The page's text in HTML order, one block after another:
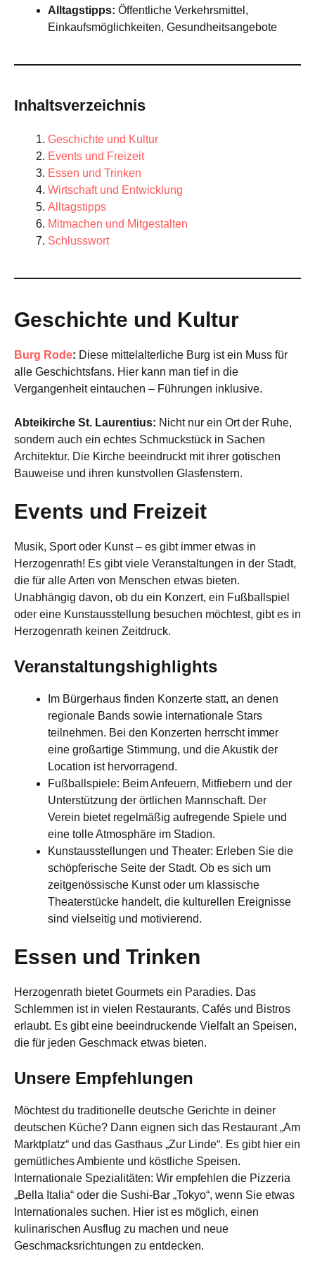
Alltagstipps: Öffentliche Verkehrsmittel,
Einkaufsmöglichkeiten, Gesundheitsangebote
Inhaltsverzeichnis
Geschichte und Kultur
Events und Freizeit
Essen und Trinken
Wirtschaft und Entwicklung
Alltagstipps
Mitmachen und Mitgestalten
Schlusswort
Geschichte und Kultur
Burg Rode: Diese mittelalterliche Burg ist ein Muss für
alle Geschichtsfans. Hier kann man tief in die
Vergangenheit eintauchen – Führungen inklusive.
Abteikirche St. Laurentius: Nicht nur ein Ort der Ruhe,
sondern auch ein echtes Schmuckstück in Sachen
Architektur. Die Kirche beeindruckt mit ihrer gotischen
Bauweise und ihren kunstvollen Glasfenstern.
Events und Freizeit
Musik, Sport oder Kunst – es gibt immer etwas in
Herzogenrath! Es gibt viele Veranstaltungen in der Stadt,
die für alle Arten von Menschen etwas bieten.
Unabhängig davon, ob du ein Konzert, ein Fußballspiel
oder eine Kunstausstellung besuchen möchtest, gibt es in
Herzogenrath keinen Zeitdruck.
Veranstaltungshighlights
Im Bürgerhaus finden Konzerte statt, an denen
regionale Bands sowie internationale Stars
teilnehmen. Bei den Konzerten herrscht immer
eine großartige Stimmung, und die Akustik der
Location ist hervorragend.
Fußballspiele: Beim Anfeuern, Mitfiebern und der
Unterstützung der örtlichen Mannschaft. Der
Verein bietet regelmäßig aufregende Spiele und
eine tolle Atmosphäre im Stadion.
Kunstausstellungen und Theater: Erleben Sie die
schöpferische Seite der Stadt. Ob es sich um
zeitgenössische Kunst oder um klassische
Theaterstücke handelt, die kulturellen Ereignisse
sind vielseitig und motivierend.
Essen und Trinken
Herzogenrath bietet Gourmets ein Paradies. Das
Schlemmen ist in vielen Restaurants, Cafés und Bistros
erlaubt. Es gibt eine beeindruckende Vielfalt an Speisen,
die für jeden Geschmack etwas bieten.
Unsere Empfehlungen
Möchtest du traditionelle deutsche Gerichte in deiner
deutschen Küche? Dann eignen sich das Restaurant „Am
Marktplatz“ und das Gasthaus „Zur Linde“. Es gibt hier ein
gemütliches Ambiente und köstliche Speisen.
Internationale Spezialitäten: Wir empfehlen die Pizzeria
„Bella Italia“ oder die Sushi-Bar „Tokyo“, wenn Sie etwas
Internationales suchen. Hier ist es möglich, einen
kulinarischen Ausflug zu machen und neue
Geschmacksrichtungen zu entdecken.